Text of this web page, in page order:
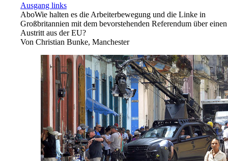
Ausgang links
AboWie halten es die Arbeiterbewegung und die Linke in
Großbritannien mit dem bevorstehenden Referendum über einen
Austritt aus der EU?
Von Christian Bunke, Manchester